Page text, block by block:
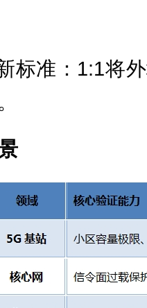
标准：1:1将